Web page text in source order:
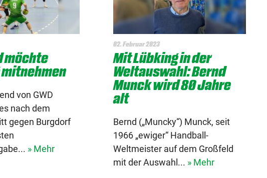
möchte
von GWD
nach dem
gegen Burgdorf
» Mehr
02. Februar 2023
Mit Lübking in der
Weltauswahl: Bernd
Munck wird 80 Jahre
alt
Bernd („Muncky“) Munck, seit
1966 „ewiger“ Handball-
Weltmeister auf dem Großfeld
mit der Auswahl... » Mehr